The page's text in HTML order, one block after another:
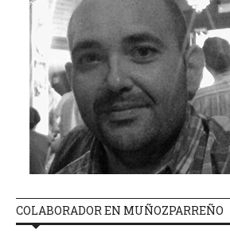
COLABORADOR EN MUÑOZPARREÑO